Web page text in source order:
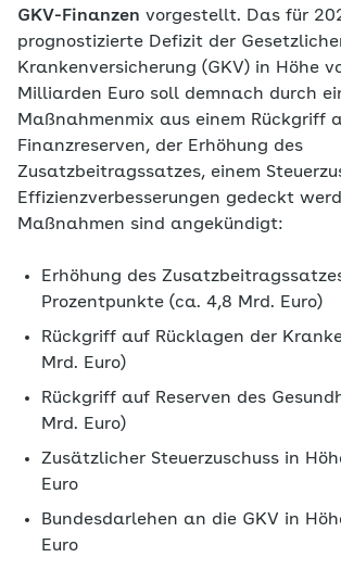
GKV-Finanzen vorgestellt. Das für
prognostizierte Defizit der
Krankenversicherung (GKV) in Höhe
Milliarden Euro soll demnach durch
Maßnahmenmix aus einem Rückgriff
Finanzreserven, der Erhöhung des
Zusatzbeitragssatzes, einem
Effizienzverbesserungen gedeckt
Maßnahmen sind angekündigt:
Erhöhung des
Prozentpunkte (ca. 4,8 Mrd. Euro)
Rückgriff auf Rücklagen der
Mrd. Euro)
Rückgriff auf Reserven des
Mrd. Euro)
Zusätzlicher Steuerzuschuss in
Euro
Bundesdarlehen an die GKV in
Euro